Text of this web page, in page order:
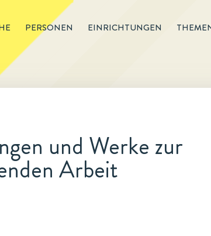
PERSONEN EINRICHTUNGEN
und Werke zur
Arbeit